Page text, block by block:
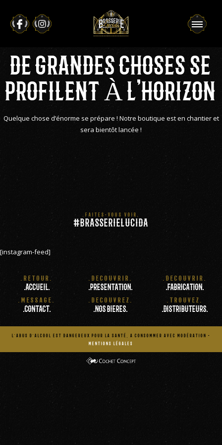
DE GRANDES CHOSES SE
PROFILENT À L’HORIZON
Quelque chose d’énorme se prépare ! Notre boutique est en chantier et
sera bientôt lancée !
.FAITES-VOUS VOIR.
#BRASSERIELUCIDA
[instagram-feed]
.RETOUR.
.ACCUEIL.
.DECOUVRIR.
.PRESENTATION.
.DECOUVRIR.
.FABRICATION.
.MESSAGE.
.CONTACT.
.DECOUVREZ.
.NOS BIERES.
.TROUVEZ.
.DISTRIBUTEURS.
L'ABUS D'ALCOOL EST DANGEREUX POUR LA SANTÉ, A CONSOMMER AVEC MODÉRATION -
MENTIONS LÉGALES